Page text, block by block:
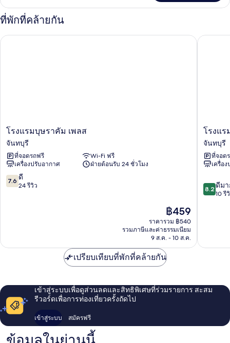
เกี่ยว
กับ
ห้อง
พัก
ที่พักที่คล้ายกัน
โรงแรม
บุษราคัม
เพลส
จันทบุรี
โรงแรมบุษราคัม เพลส
จันทบุรี
ที่จอดรถฟรี
Wi-Fi ฟรี
เครื่องปรับอากาศ
ฝ่ายต้อนรับ 24 ชั่วโมง
7.6
จาก
7.6 ดี
24 รีวิว
ราคา
ปัจจุบัน
คือ
฿459
฿459
ราคารวม ฿540
รวมภาษีและค่าธรรมเนียม
9 ส.ค. - 10 ส.ค.
โรงแรมบุษราคัม เพลส
โรงแรม
พลอย
บุ
รี
บูธี
จันทบุรี
โรงแ
จันทบุรี
ที่จอด
เครื่อ
8.2
จาก
8.2 ดีม
10 รี
โรงแรม
เปรียบเทียบที่พักที่คล้ายกัน
เข้าสู่ระบบเพื่อดูส่วนลดและสิทธิพิเศษที่ร่วมรายการ สะสม
รีวอร์ดเพื่อการท่องเที่ยวครั้งถัดไป
เข้าสู่ระบบ สมัครฟรี